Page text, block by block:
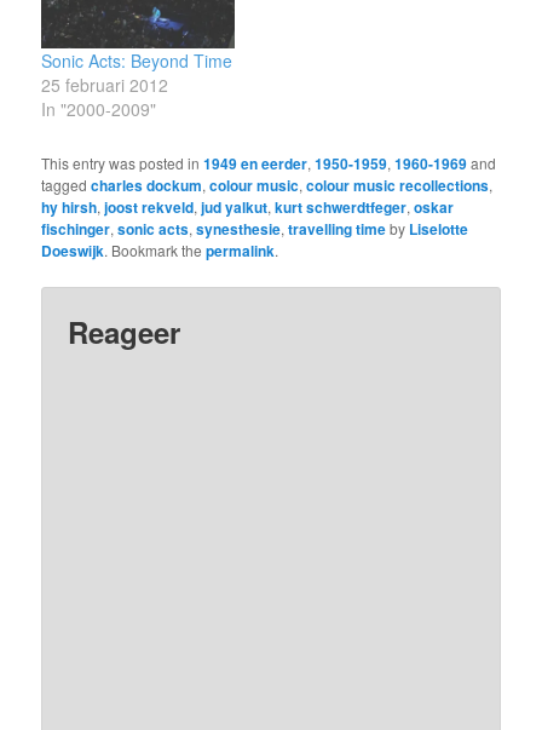
Sonic Acts: Beyond Time
25 februari 2012
In "2000-2009"
This entry was posted in1949 en eerder,1950-1959,1960-1969and
taggedcharles dockum,colour music,colour music recollections,
hy hirsh,joost rekveld,jud yalkut,kurt schwerdtfeger,oskar
fischinger,sonic acts,synesthesie,travelling timeby Liselotte
Doeswijk. Bookmark thepermalink.
Reageer